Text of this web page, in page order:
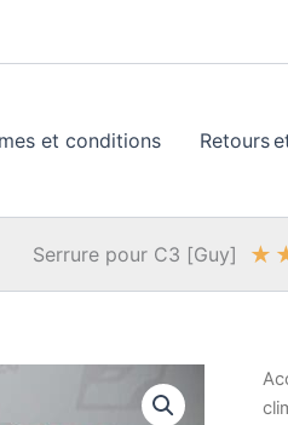
et conditions Retours
Serrure pour C3 [Guy] ★